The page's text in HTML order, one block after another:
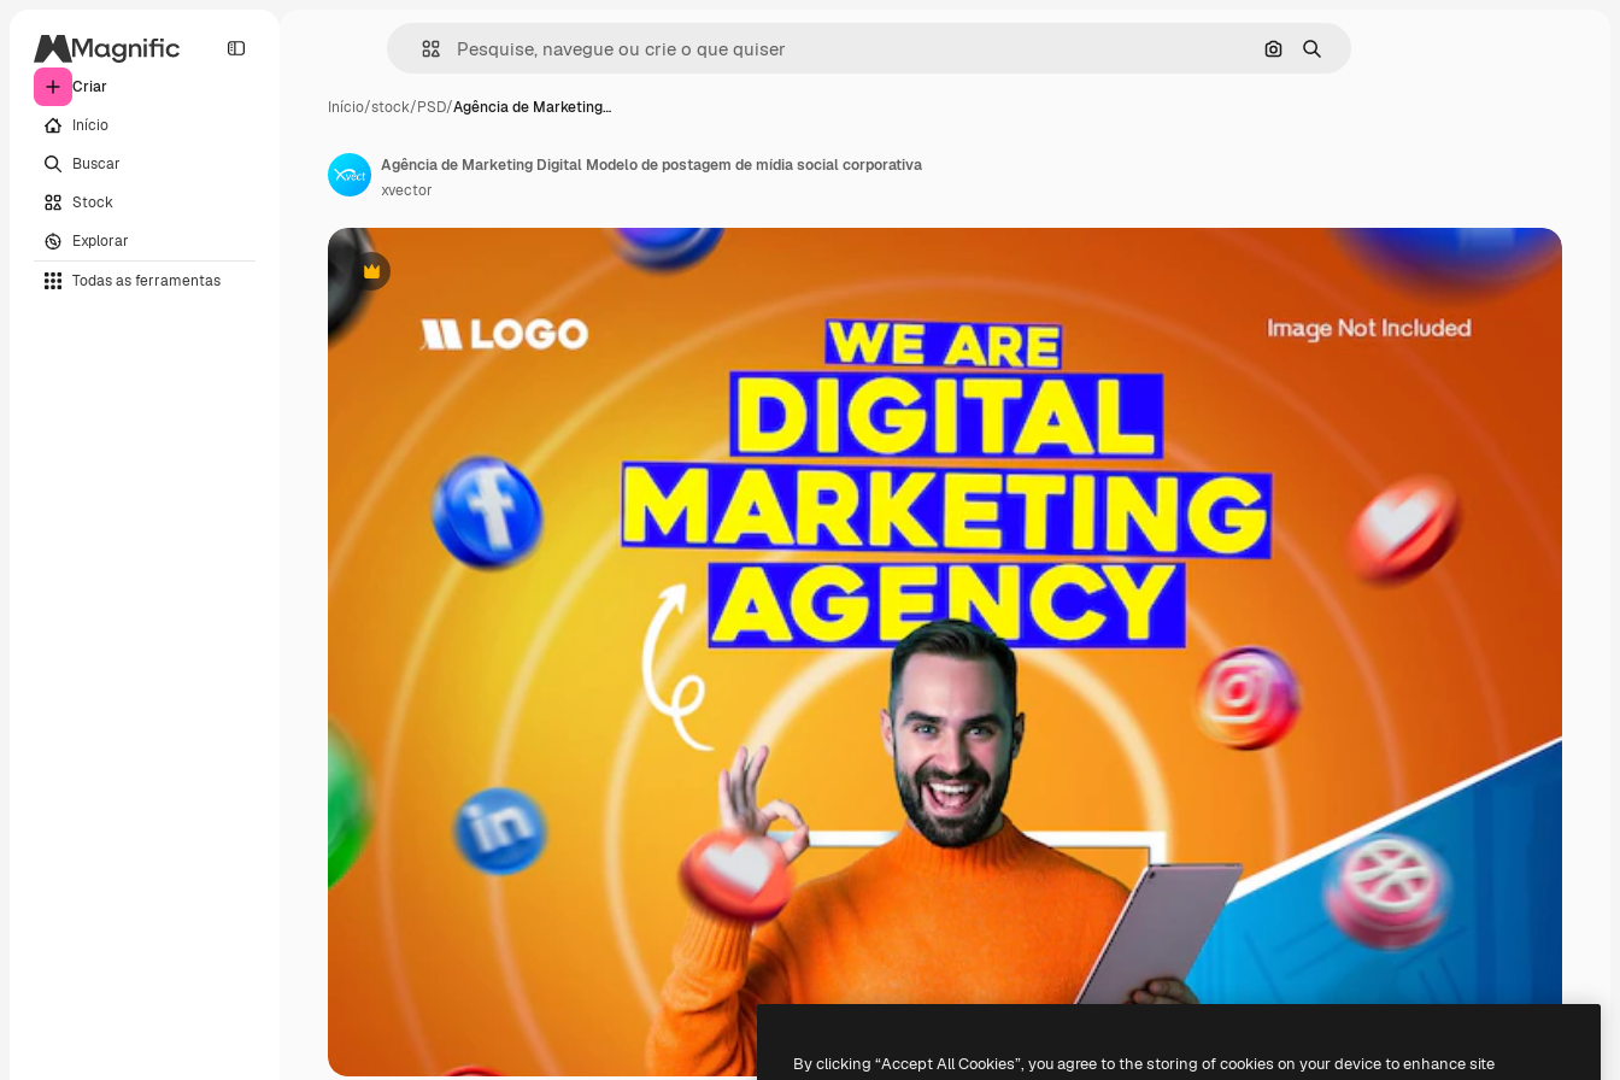
Criar
Início
Buscar
Stock
Explorar
Todas as ferramentas
Pesquisar por imagem
Buscar
Início/stock/PSD/Agência de Marketing…
Premium
Agência de Marketing Digital Modelo de postagem de mídia social corporativa
xvector
By clicking “Accept All Cookies”, you agree to the storing of cookies on your device to enhance site